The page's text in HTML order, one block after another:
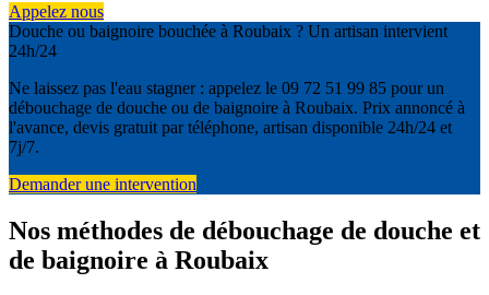
Appelez nous
Douche ou baignoire bouchée à Roubaix ? Un artisan intervient
24h/24
Ne laissez pas l'eau stagner : appelez le 09 72 51 99 85 pour un
débouchage de douche ou de baignoire à Roubaix. Prix annoncé à
l'avance, devis gratuit par téléphone, artisan disponible 24h/24 et
7j/7.
Demander une intervention
Nos méthodes de débouchage de douche et
de baignoire à Roubaix